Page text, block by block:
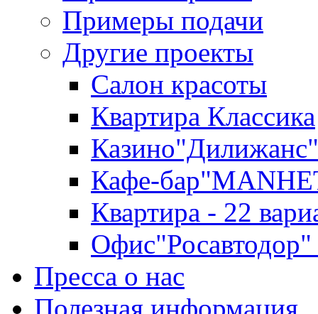
Примеры подачи
Другие проекты
Салон красоты
Квартира Классика
Кафе-
Квартира - 22
Пресса о нас
Полезная информация